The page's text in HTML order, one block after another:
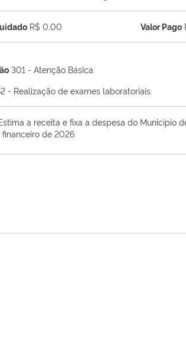
R$ 0,00 Valor Pago
301 - Atenção Básica
- Realização de exames laboratoriais.
a receita e fixa a despesa do Município
financeiro de 2026